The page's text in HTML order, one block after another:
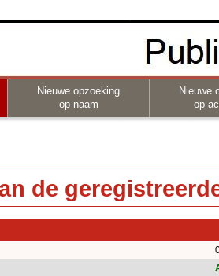
Nieuwe opzoeking
op naam
Nieuwe
op
de